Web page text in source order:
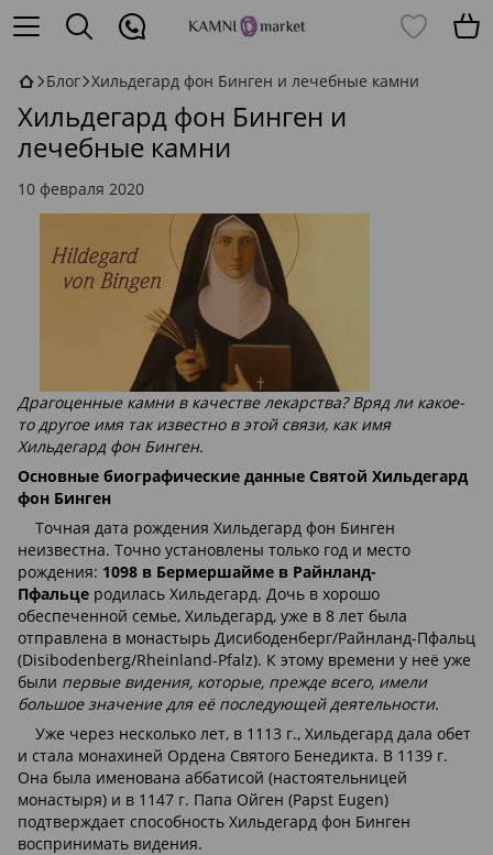
Блог Хильдегард фон Бинген и лечебные камни
Хильдегард фон Бинген и
лечебные камни
10 февраля 2020
Драгоценные камни в качестве лекарства? Вряд ли какое-
то другое имя так известно в этой связи, как имя
Хильдегард фон Бинген.
Основные биографические данные Святой Хильдегард
фон Бинген
Точная дата рождения Хильдегард фон Бинген
неизвестна. Точно установлены только год и место
рождения: 1098 в Бермершайме в Райнланд-
Пфальце родилась Хильдегард. Дочь в хорошо
обеспеченной семье, Хильдегард, уже в 8 лет была
отправлена в монастырь Дисибоденберг/Райнланд-Пфальц
(Disibodenberg/Rheinland-Pfalz). К этому времени у неё уже
были первые видения, которые, прежде всего, имели
большое значение для её последующей деятельности.
Уже через несколько лет, в 1113 г., Хильдегард дала обет
и стала монахиней Ордена Святого Бенедикта. В 1139 г.
Она была именована аббатисой (настоятельницей
монастыря) и в 1147 г. Папа Ойген (Papst Eugen)
подтверждает способность Хильдегард фон Бинген
воспринимать видения.